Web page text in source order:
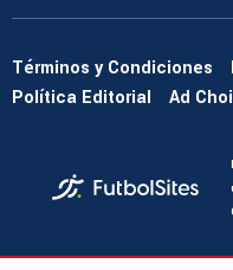
Términos y Condiciones
Política Editorial
Ad